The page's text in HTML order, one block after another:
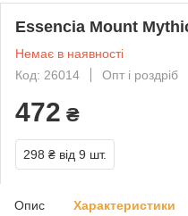
Essencia Mount
Немає в наявності
Код: 26014
Опт і роздріб
472 ₴
298 ₴ від 9 шт.
Опис Характеристики